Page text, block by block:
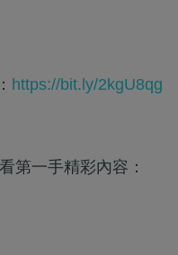
https://bit.ly/2kgU8qg
第一手精彩內容：